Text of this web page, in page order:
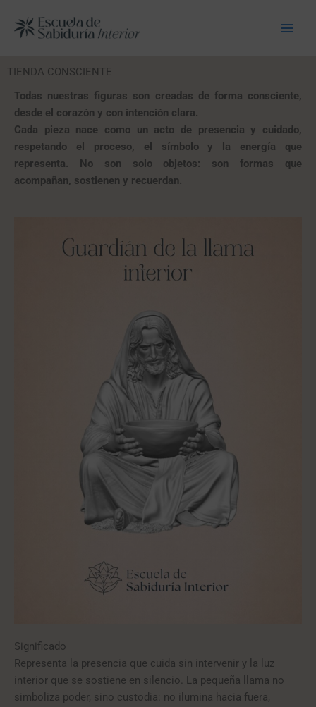
contenido
TIENDA CONSCIENTE
Todas nuestras figuras son creadas de forma consciente,
desde el corazón y con intención clara.
Cada pieza nace como un acto de presencia y cuidado,
respetando el proceso, el símbolo y la energía que
representa. No son solo objetos: son formas que
acompañan, sostienen y recuerdan.
Significado
Representa la presencia que cuida sin intervenir y la luz
interior que se sostiene en silencio. La pequeña llama no
simboliza poder, sino custodia: no ilumina hacia fuera,